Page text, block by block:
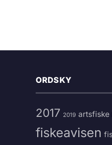
ORDSKY
2017 2019 artsfiske
fiskeavisen